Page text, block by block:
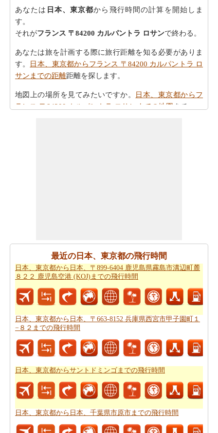
あなたは 日本、東京都から飛行時間の計算を開始しま
す。
それがフランス 〒84200 カルパントラ ロサンで終わる。
あなたは旅を計画する際に旅行距離を知る必要がありま
す。
日本、東京都からフランス 〒84200 カルパントラ ロ
サンまでの距離距離を探します。
地図上の場所を見てみたいですか。
日本、東京都からフ
ランス 〒84200 カルパントラ ロサンまでの地図 をチェッ
すべてのより良い計画にポイントするために必要な最も
重要なご旅行の要約を取得しますか。ここに - 旅行は日
本、東京都がらフランス 〒84200 カルパントラ ロサンか
ら。あなたは自分でより良い日本、東京都からフランス
〒84200 カルパントラ ロサンまでの旅行を計画するのに
役立ちます。
道路の旅の代わりに、長い旅のための飛行を好むだろ
カルパントラ ロサンまでの飛行距離を知ることが重要で
す。
のルートを知ることが不可欠です。このルートプランナ
ーは、あなたの旅のでの中間点と一緒にあなた日本、東
京都からフランス 〒84200 カルパントラ ロサンまでの道
路ルートプランを与える。
最近の日本、東京都の飛行時間
日本、東京都から日本、〒899-6404 鹿児島県霧島市溝辺町麓
８２２ 鹿児島空港 (KOJ)までの飛行時間
日本、東京都から日本、〒663-8152 兵庫県西宮市甲子園町１
−８２までの飛行時間
日本、東京都からサントドミンゴまでの飛行時間
日本、東京都から日本、千葉県市原市までの飛行時間